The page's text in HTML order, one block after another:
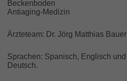
Beckenboden
Antiaging-Medizin
Ärzteteam: Dr. Jörg Matthias Bauer
Sprachen: Spanisch, Englisch und
Deutsch.